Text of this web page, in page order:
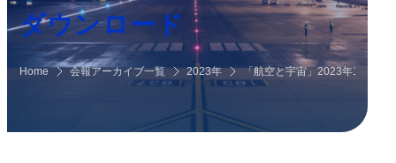
ダウンロード
Home 会報アーカイブ一覧 2023年 「航空と宇宙」2023年10月号